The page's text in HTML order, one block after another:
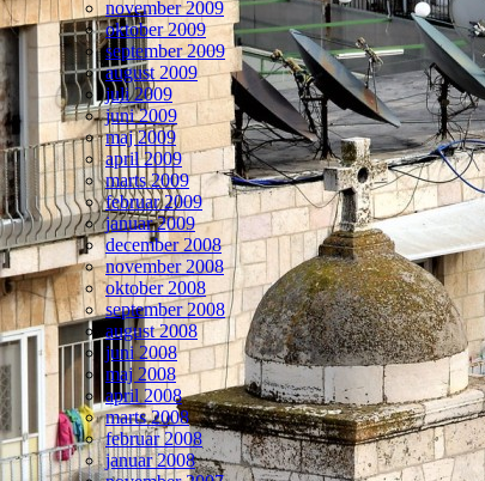
november 2009
oktober 2009
september 2009
august 2009
juli 2009
juni 2009
maj 2009
april 2009
marts 2009
februar 2009
januar 2009
december 2008
november 2008
oktober 2008
september 2008
august 2008
juni 2008
maj 2008
april 2008
marts 2008
februar 2008
januar 2008